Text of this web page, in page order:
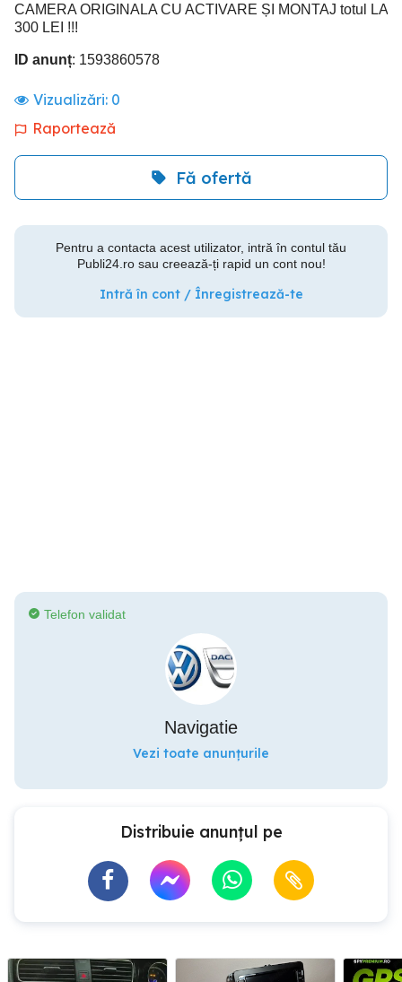
CAMERA ORIGINALA CU ACTIVARE ȘI MONTAJ totul LA
300 LEI !!!
ID anunț: 1593860578
Vizualizări: 0
Raportează
Fă ofertă
Pentru a contacta acest utilizator, intră în contul tău
Publi24.ro sau creează-ți rapid un cont nou!
Intră în cont / Înregistrează-te
Telefon validat
Navigatie
Vezi toate anunțurile
Distribuie anunțul pe